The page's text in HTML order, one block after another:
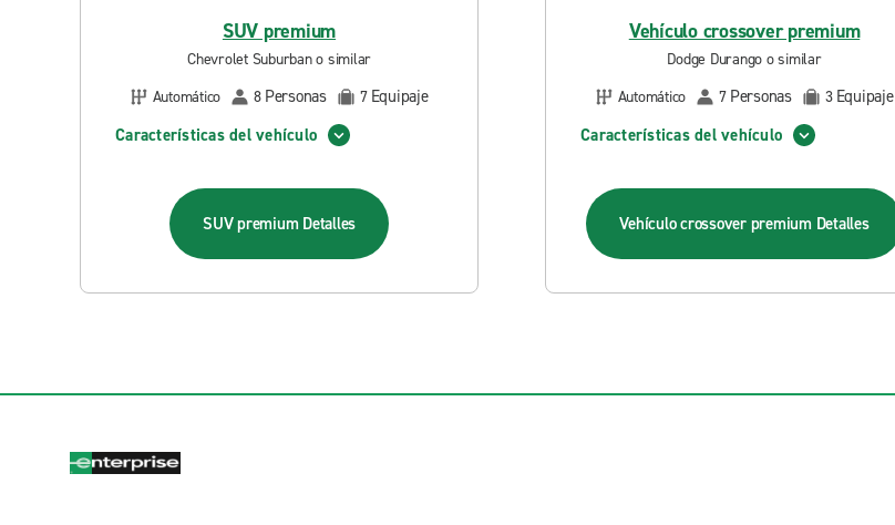
SUV premium
Chevrolet Suburban o similar
Automático
8 Personas 7 Equipaje
Características del vehículo
SUV premium Detalles
Vehículo crossover premium
Dodge Durango o similar
Automático
7 Personas 3 Equipaje
Características del vehículo
Vehículo crossover premium Detalles